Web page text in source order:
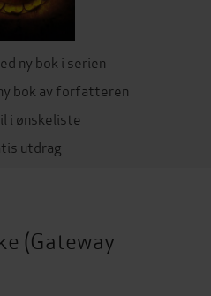
ny bok i serien
bok av forfatteren
i ønskeliste
utdrag
(Gateway